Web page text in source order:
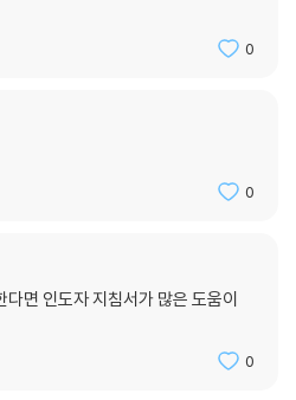
0
0
면 인도자 지침서가 많은 도움이
0